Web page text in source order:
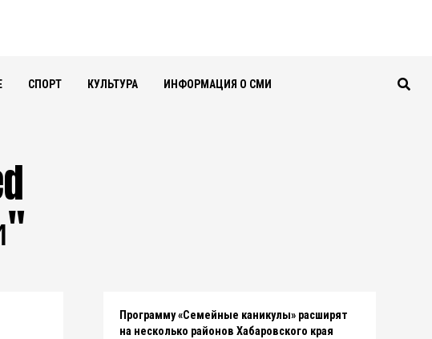
СПОРТ КУЛЬТУРА ИНФОРМАЦИЯ О СМИ
Программу «Семейные каникулы» расширят
на несколько районов Хабаровского края